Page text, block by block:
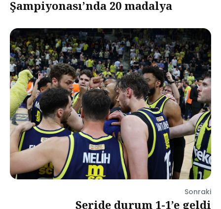
Şampiyonası’nda 20 madalya
Sonraki
Seride durum 1-1’e geldi